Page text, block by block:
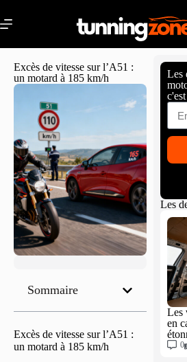
Excès de vitesse sur l’A51 :
un motard à 185 km/h
Sommaire
Excès de vitesse sur l’A51 :
un motard à 185 km/h
Les
Les
Les
en
0